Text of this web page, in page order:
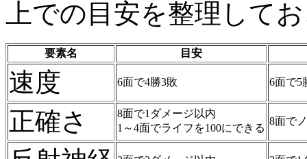
上での目安を整理して
要素名 目安
速度 6面で4勝3敗 6面で5
正確さ
8面で1ダメージ以内
1～4面でライフを100にできる
8面で